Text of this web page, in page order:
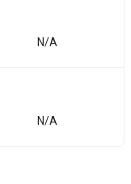
N/A
N/A